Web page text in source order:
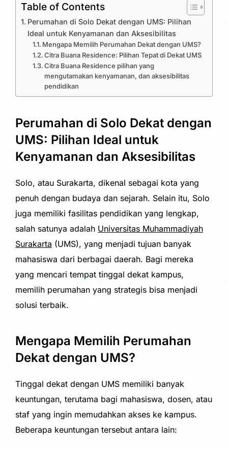
Table of Contents
Perumahan di Solo Dekat dengan UMS: Pilihan
Ideal untuk Kenyamanan dan Aksesibilitas
Mengapa Memilih Perumahan Dekat dengan UMS?
Citra Buana Residence: Pilihan Tepat di Dekat UMS
Citra Buana Residence pilihan yang
mengutamakan kenyamanan, dan aksesibilitas
pendidikan
Perumahan di Solo Dekat dengan
UMS: Pilihan Ideal untuk
Kenyamanan dan Aksesibilitas
Solo, atau Surakarta, dikenal sebagai kota yang
penuh dengan budaya dan sejarah. Selain itu, Solo
juga memiliki fasilitas pendidikan yang lengkap,
salah satunya adalah Universitas Muhammadiyah
Surakarta (UMS), yang menjadi tujuan banyak
mahasiswa dari berbagai daerah. Bagi mereka
yang mencari tempat tinggal dekat kampus,
memilih perumahan yang strategis bisa menjadi
solusi terbaik.
Mengapa Memilih Perumahan
Dekat dengan UMS?
Tinggal dekat dengan UMS memiliki banyak
keuntungan, terutama bagi mahasiswa, dosen, atau
staf yang ingin memudahkan akses ke kampus.
Beberapa keuntungan tersebut antara lain: